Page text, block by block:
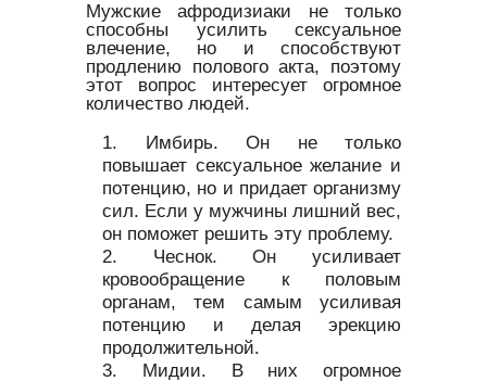
Мужские афродизиаки не только
способны усилить сексуальное
влечение, но и способствуют
продлению полового акта, поэтому
этот вопрос интересует огромное
количество людей.
Имбирь. Он не только
повышает сексуальное желание и
потенцию, но и придает организму
сил. Если у мужчины лишний вес,
он поможет решить эту проблему.
Чеснок. Он усиливает
кровообращение к половым
органам, тем самым усиливая
потенцию и делая эрекцию
продолжительной.
Мидии. В них огромное